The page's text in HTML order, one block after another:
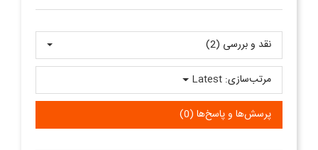
نقد و بررسی‌‌ (2)
پرسش‌ها و پاسخ‌ها (0)
مرتب‌سازی: Latest